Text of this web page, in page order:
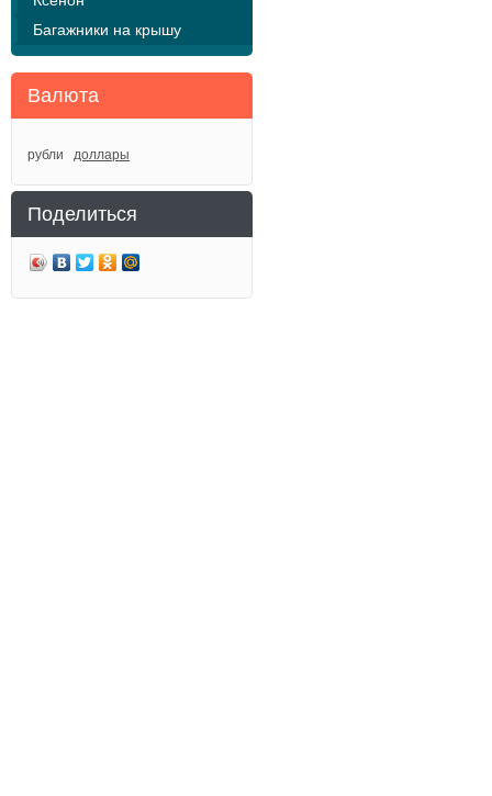
Багажники на крышу
Валюта
рубли доллары
Поделиться